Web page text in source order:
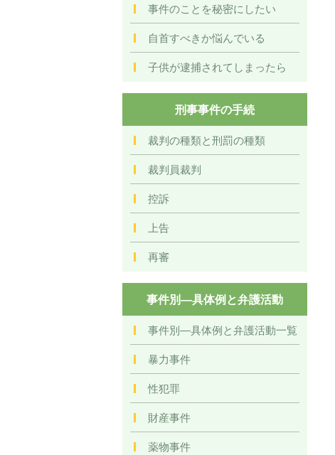
事件のことを秘密にしたい
自首すべきか悩んでいる
子供が逮捕されてしまったら
刑事事件の手続
裁判の種類と刑罰の種類
裁判員裁判
控訴
上告
再審
事件別―具体例と弁護活動
事件別―具体例と弁護活動一覧
暴力事件
性犯罪
財産事件
薬物事件